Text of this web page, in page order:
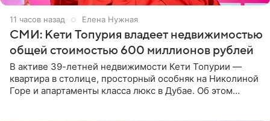
11 часов назад Елена Нужная
СМИ: Кети Топурия владеет недвижимостью
общей стоимостью 600 миллионов рублей
В активе 39-летней недвижимости Кети Топурии —
квартира в столице, просторный особняк на Николиной
Горе и апартаменты класса люкс в Дубае. Об этом